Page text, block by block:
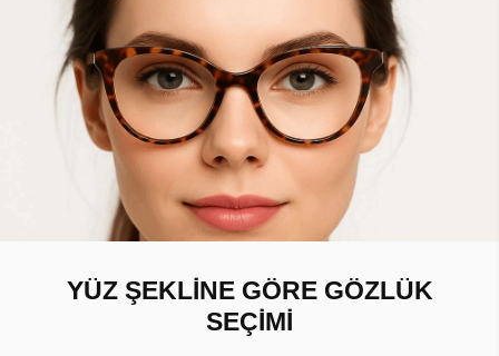
YÜZ ŞEKLİNE GÖRE GÖZLÜK
SEÇİMİ